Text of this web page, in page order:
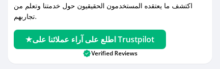
اكتشف ما يعتقده المستخدمون الحقيقيون حول خدمتنا وتعلم من
تجاربهم.
اطلع على آراء عملائنا على Trustpilot
Verified Reviews